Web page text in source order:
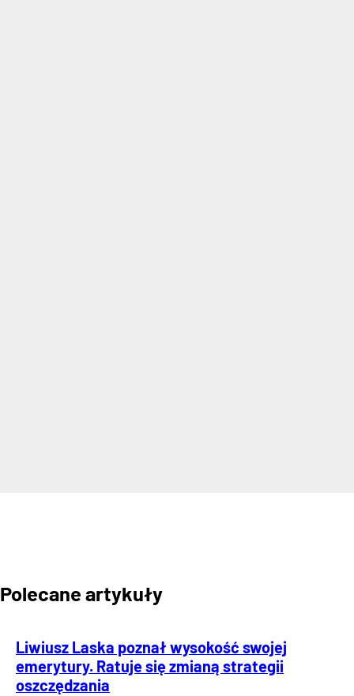
Polecane artykuły
Liwiusz Laska poznał wysokość swojej
emerytury. Ratuje się zmianą strategii
oszczędzania